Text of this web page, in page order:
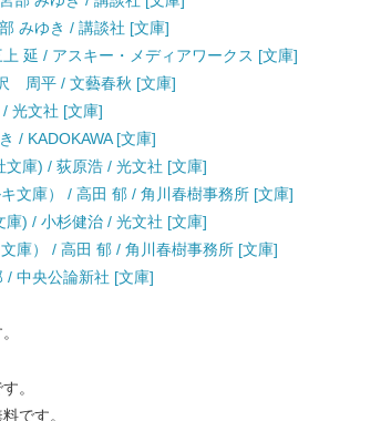
みゆき / 講談社 [文庫]
延 / アスキー・メディアワークス [文庫]
周平 / 文藝春秋 [文庫]
光文社 [文庫]
/ KADOKAWA [文庫]
庫) / 荻原浩 / 光文社 [文庫]
文庫） / 高田 郁 / 角川春樹事務所 [文庫]
) / 小杉健治 / 光文社 [文庫]
庫） / 高田 郁 / 角川春樹事務所 [文庫]
/ 中央公論新社 [文庫]
。
です。